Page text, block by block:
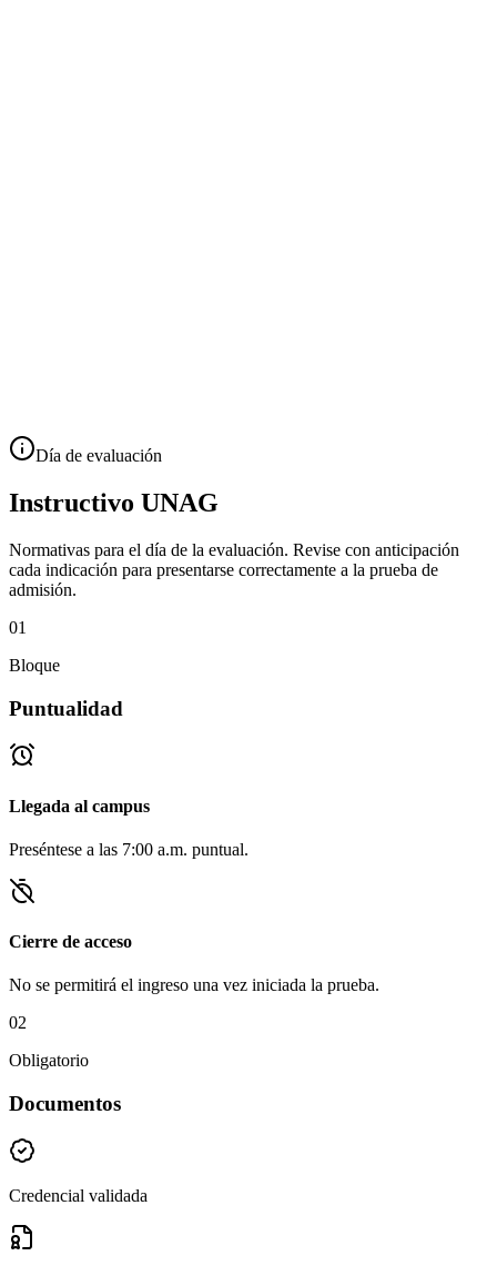
Día de evaluación
Instructivo UNAG
Normativas para el día de la evaluación. Revise con anticipación
cada indicación para presentarse correctamente a la prueba de
admisión.
01
Bloque
Puntualidad
Llegada al campus
Preséntese a las 7:00 a.m. puntual.
Cierre de acceso
No se permitirá el ingreso una vez iniciada la prueba.
02
Obligatorio
Documentos
Credencial validada